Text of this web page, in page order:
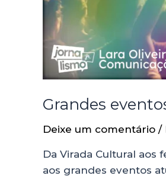
Grandes
Deixe um comentário /
Da Virada Cultural aos
aos grandes eventos